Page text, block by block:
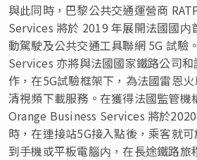
與此同時，巴黎公共交通運營商
Services 將於 2019 年展開法國國内
動駕駛及公共交通工具聯網 5G 試驗
Services 亦將與法國國家鐵路公司
作，在5G試驗框架下，為法國雷恩
清視頻下載服務。在獲得法國監管機
Orange Business Services 將於
時，在連接站5G接入點後，乘客就
到手機或平板電腦内，在長途鐵路旅